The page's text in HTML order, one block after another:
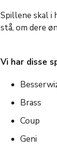
Spillene skal i
stå, om dere
Vi har disse
Brass
Coup
Geni